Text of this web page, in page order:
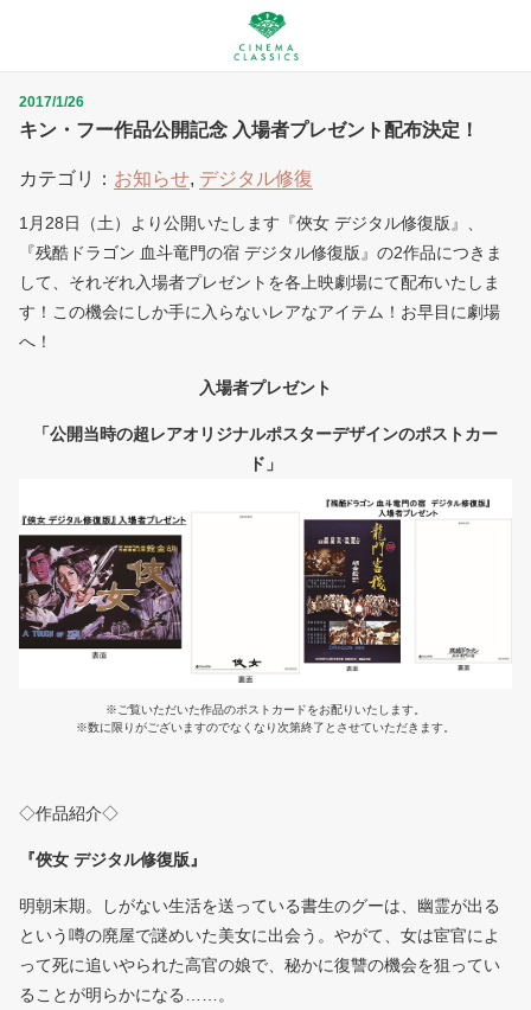
キン・フー作品公開記念 入場者プレゼント配布決定！
2017/1/26
カテゴリ： お知らせ, デジタル修復
1月28日（土）より公開いたします『俠女 デジタル修復版』、
『残酷ドラゴン 血斗竜門の宿 デジタル修復版』の2作品につきま
して、それぞれ入場者プレゼントを各上映劇場にて配布いたしま
す！この機会にしか手に入らないレアなアイテム！お早目に劇場
へ！
入場者プレゼント
「公開当時の超レアオリジナルポスターデザインのポストカー
ド」
※ご覧いただいた作品のポストカードをお配りいたします。
※数に限りがございますのでなくなり次第終了とさせていただきます。
◇作品紹介◇
『俠女 デジタル修復版』
明朝末期。しがない生活を送っている書生のグーは、幽霊が出る
という噂の廃屋で謎めいた美女に出会う。やがて、女は宦官によ
って死に追いやられた高官の娘で、秘かに復讐の機会を狙ってい
ることが明らかになる……。